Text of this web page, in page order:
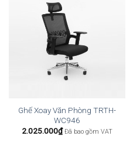
Ghế Xoay Văn Phòng TRTH-
WC946
2.025.000₫ Đã bao gồm VAT